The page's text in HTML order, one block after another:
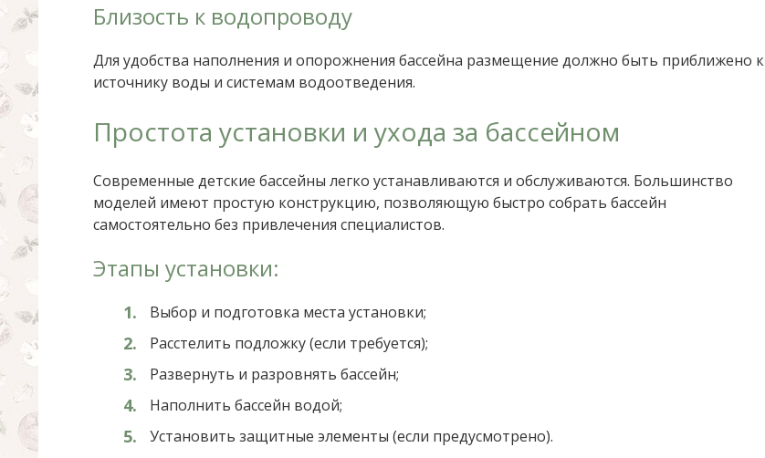
Близость к водопроводу
Для удобства наполнения и опорожнения бассейна размещение должно быть приближено к
источнику воды и системам водоотведения.
Простота установки и ухода за бассейном
Современные детские бассейны легко устанавливаются и обслуживаются. Большинство
моделей имеют простую конструкцию, позволяющую быстро собрать бассейн
самостоятельно без привлечения специалистов.
Этапы установки:
Выбор и подготовка места установки;
Расстелить подложку (если требуется);
Развернуть и разровнять бассейн;
Наполнить бассейн водой;
Установить защитные элементы (если предусмотрено).